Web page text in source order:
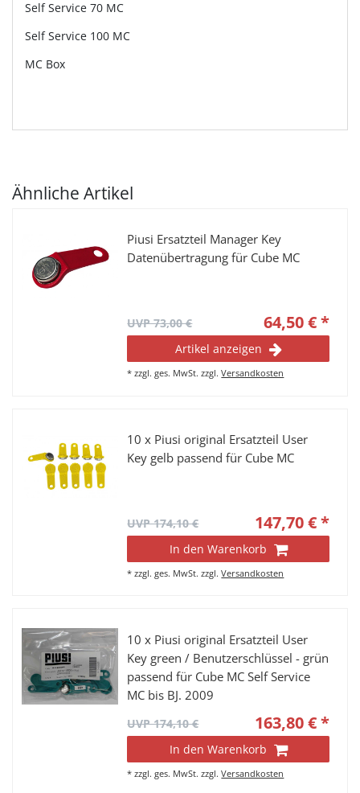
Self Service 70 MC
Self Service 100 MC
MC Box
Ähnliche Artikel
Piusi Ersatzteil Manager Key
Datenübertragung für Cube MC
UVP 73,00 € 64,50 € *
Artikel anzeigen
*zzgl. ges. MwSt. zzgl.Versandkosten
10 x Piusi original Ersatzteil User
Key gelb passend für Cube MC
UVP 174,10 € 147,70 € *
In den Warenkorb
*zzgl. ges. MwSt. zzgl.Versandkosten
10 x Piusi original Ersatzteil User
Key green / Benutzerschlüssel - grün
passend für Cube MC Self Service
MC bis BJ. 2009
UVP 174,10 € 163,80 € *
In den Warenkorb
*zzgl. ges. MwSt. zzgl.Versandkosten